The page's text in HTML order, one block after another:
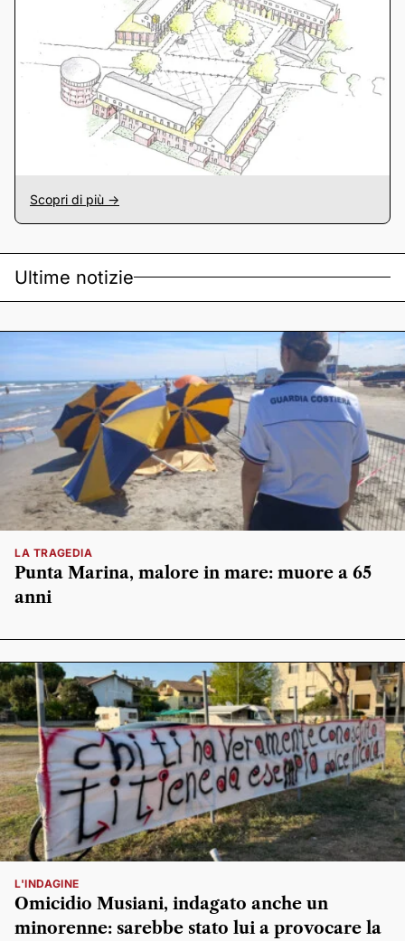
Scopri di più ->
Ultime notizie
LA TRAGEDIA
Punta Marina, malore in mare: muore a 65
anni
L'INDAGINE
Omicidio Musiani, indagato anche un
minorenne: sarebbe stato lui a provocare la